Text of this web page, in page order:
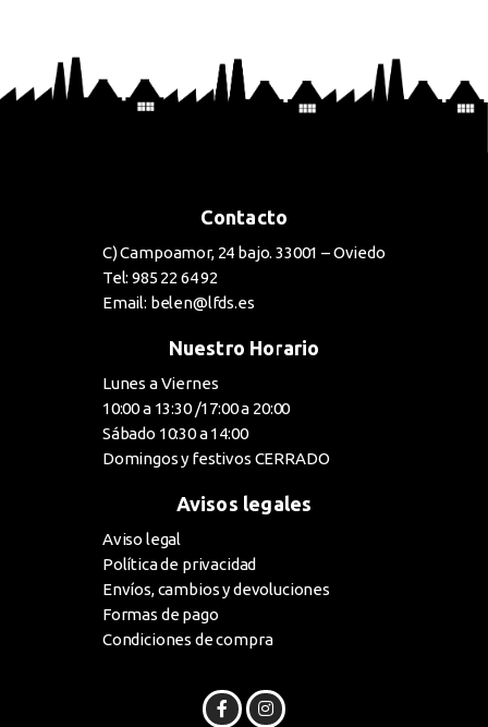
Contacto
C) Campoamor, 24 bajo. 33001 – Oviedo
Tel: 985 22 64 92
Email: belen@lfds.es
Nuestro Horario
Lunes a Viernes
10:00 a 13:30 /17:00 a 20:00
Sábado 10:30 a 14:00
Domingos y festivos CERRADO
Avisos legales
Aviso legal
Política de privacidad
Envíos, cambios y devoluciones
Formas de pago
Condiciones de compra